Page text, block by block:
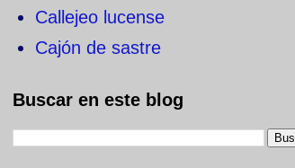
Callejeo lucense
Cajón de sastre
Buscar en este blog